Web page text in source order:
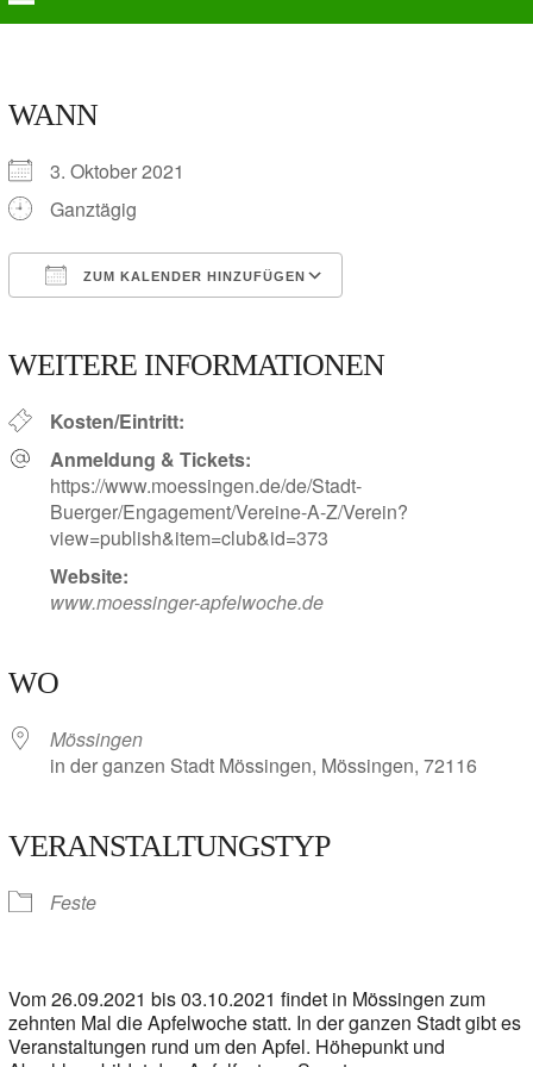
Skip
Open
menu
Close
menu
WANN
3. Oktober 2021
Ganztägig
ZUM KALENDER HINZUFÜGEN
WEITERE INFORMATIONEN
Kosten/Eintritt:
Anmeldung & Tickets:
https://www.moessingen.de/de/Stadt-
Buerger/Engagement/Vereine-A-Z/Verein?
view=publish&item=club&id=373
Website:
www.moessinger-apfelwoche.de
WO
Mössingen
in der ganzen Stadt Mössingen, Mössingen, 72116
VERANSTALTUNGSTYP
Feste
Vom 26.09.2021 bis 03.10.2021 findet in Mössingen zum
zehnten Mal die Apfelwoche statt. In der ganzen Stadt gibt es
Veranstaltungen rund um den Apfel. Höhepunkt und